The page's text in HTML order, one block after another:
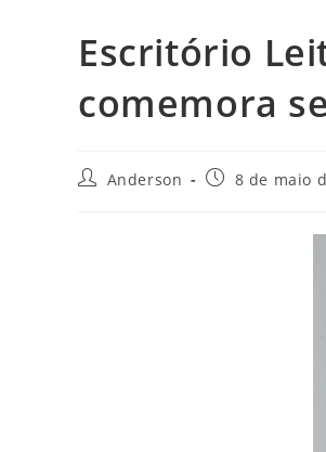
Escritório
comemora
Anderson 8 de maio